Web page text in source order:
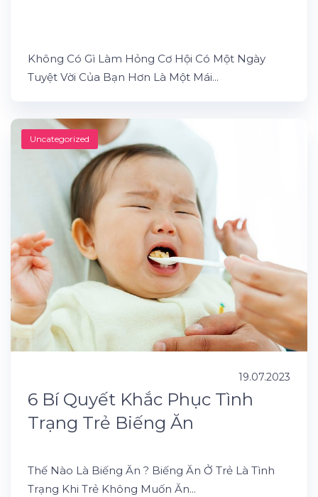
Không Có Gì Làm Hỏng Cơ Hội Có Một Ngày
Tuyệt Vời Của Bạn Hơn Là Một Mái...
Uncategorized
19.07.2023
6 Bí Quyết Khắc Phục Tình
Trạng Trẻ Biếng Ăn
Thế Nào Là Biếng Ăn ? Biếng Ăn Ở Trẻ Là Tình
Trạng Khi Trẻ Không Muốn Ăn...